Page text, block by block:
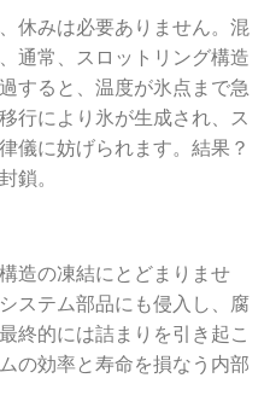
休みは必要ありません。混
通常、スロットリング構造
すると、温度が氷点まで急
行により氷が生成され、ス
儀に妨げられます。結果？
鎖。
造の凍結にとどまりませ
ステム部品にも侵入し、腐
終的には詰まりを引き起こ
の効率と寿命を損なう内部